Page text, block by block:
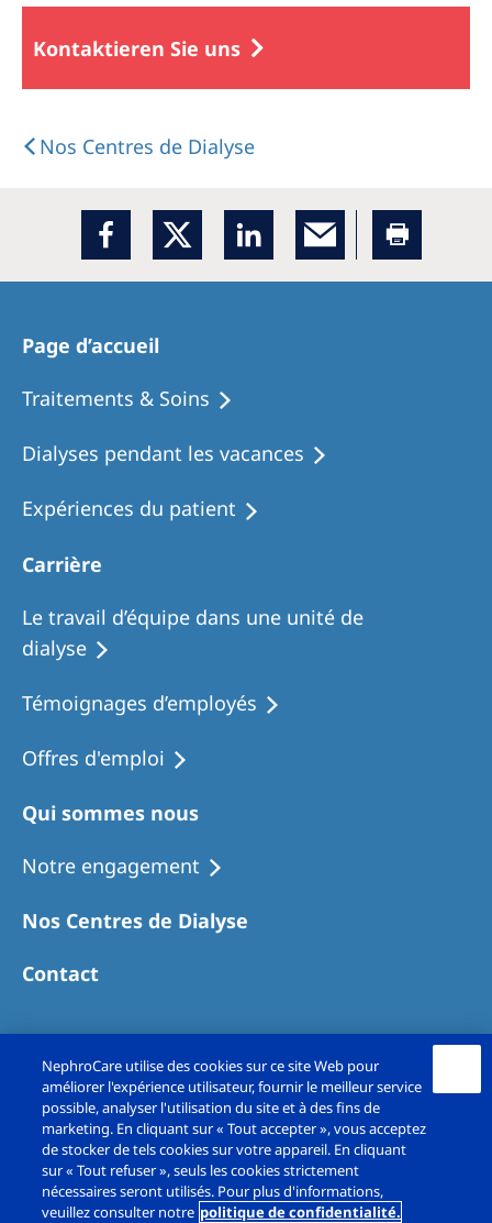
Kontaktieren Sie uns
Nos Centres de Dialyse
Page d’accueil
Traitements & Soins
Dialyses pendant les vacances
Expériences du patient
Carrière
Le travail d’équipe dans une unité de
dialyse
Témoignages d’employés
Offres d'emploi
Qui sommes nous
Notre engagement
Nos Centres de Dialyse
Contact
Copyright© Fresenius Medical Care France SAS
NephroCare utilise des cookies sur ce site Web pour
améliorer l'expérience utilisateur, fournir le meilleur service
possible, analyser l'utilisation du site et à des fins de
marketing. En cliquant sur « Tout accepter », vous acceptez
de stocker de tels cookies sur votre appareil. En cliquant
sur « Tout refuser », seuls les cookies strictement
nécessaires seront utilisés. Pour plus d'informations,
veuillez consulter notre politique de confidentialité.